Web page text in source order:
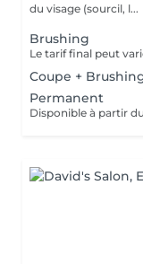
du visage (sourcil, l...
Brushing
Coupe +
Permanent